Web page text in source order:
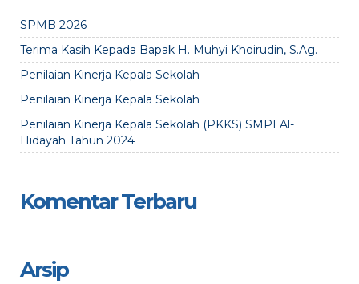
SPMB 2026
Terima Kasih Kepada Bapak H. Muhyi Khoirudin, S.Ag.
Penilaian Kinerja Kepala Sekolah
Penilaian Kinerja Kepala Sekolah
Penilaian Kinerja Kepala Sekolah (PKKS) SMPI Al-
Hidayah Tahun 2024
Komentar Terbaru
Arsip